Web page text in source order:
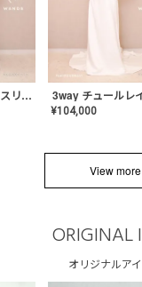
2way ソフトパフスリーブ スレンダードレス〈PD-WDOR-2112〉
¥104,000
View more
ORIGINAL
オリジナルア